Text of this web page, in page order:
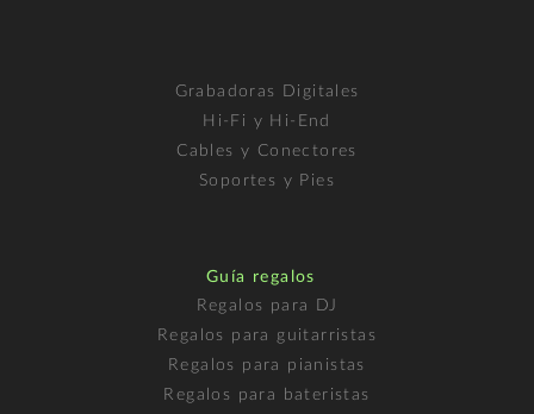
Grabadoras Digitales
Hi-Fi y Hi-End
Cables y Conectores
Soportes y Pies
Guía regalos
Regalos para DJ
Regalos para guitarristas
Regalos para pianistas
Regalos para bateristas